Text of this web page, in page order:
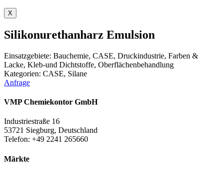
X
Silikonurethanharz Emulsion
Einsatzgebiete: Bauchemie, CASE, Druckindustrie, Farben &
Lacke, Kleb-und Dichtstoffe, Oberflächenbehandlung
Kategorien: CASE, Silane
Anfrage
VMP Chemiekontor GmbH
Industriestraße 16
53721 Siegburg, Deutschland
Telefon: +49 2241 265660
Märkte